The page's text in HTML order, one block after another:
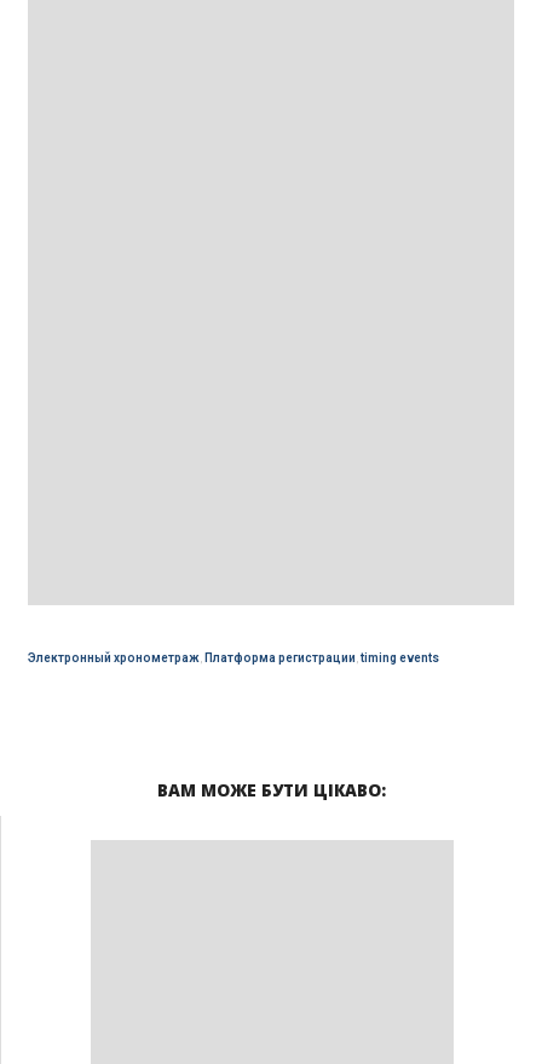
Электронный хронометраж, Платформа регистрации,timing events
ВАМ МОЖЕ БУТИ ЦІКАВО: